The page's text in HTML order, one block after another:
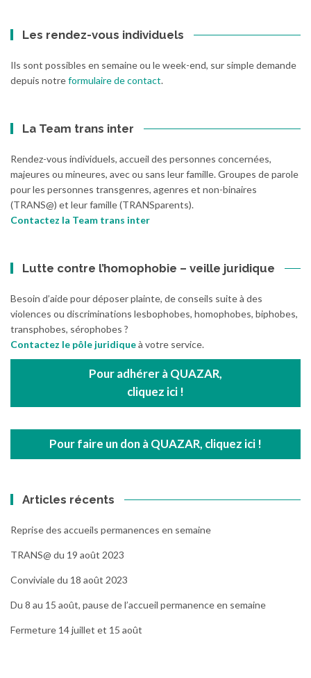
Les rendez-vous individuels
Ils sont possibles en semaine ou le week-end, sur simple demande
depuis notreformulaire de contact.
La Team trans inter
Rendez-vous individuels, accueil des personnes concernées,
majeures ou mineures, avec ou sans leur famille. Groupes de parole
pour les personnes transgenres, agenres et non-binaires
(TRANS@) et leur famille (TRANSparents).
Contactez la Team trans inter
Lutte contre l’homophobie – veille juridique
Besoin d’aide pour déposer plainte, de conseils suite à des
violences ou discriminations lesbophobes, homophobes, biphobes,
transphobes, sérophobes ?
Contactez le pôle juridiqueà votre service.
Pour adhérer à QUAZAR,
cliquez ici !
Pour faire un don à QUAZAR, cliquez ici !
Articles récents
Reprise des accueils permanences en semaine
TRANS@ du 19 août 2023
Conviviale du 18 août 2023
Du 8 au 15 août, pause de l’accueil permanence en semaine
Fermeture 14 juillet et 15 août